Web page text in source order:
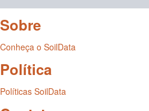
Sobre
Conheça o SoilData
Política
Políticas SoilData